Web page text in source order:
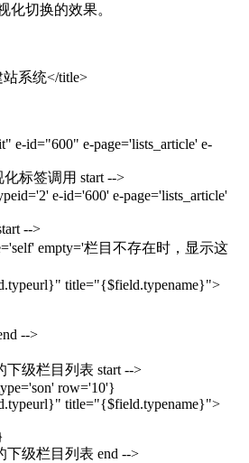
化切换的效果。
系统</title>
id="600" e-page='lists_article' e-
签调用 start -->
e-id='600' e-page='lists_article'
-->
empty='栏目不存在时，显示这
title="{$field.typename}">
-->
栏目列表 start -->
row='10'}
title="{$field.typename}">
栏目列表 end -->